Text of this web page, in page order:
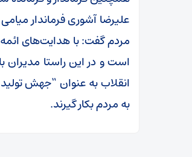
علیرضا آشوری فرماندار
مردم گفت: با هدایت‌های
است و در این راستا مدیران
انقلاب به عنوان “جهش
به مردم بکار گیرند.